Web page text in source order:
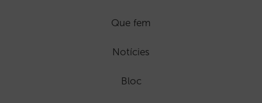
Que fem
Notícies
Bloc